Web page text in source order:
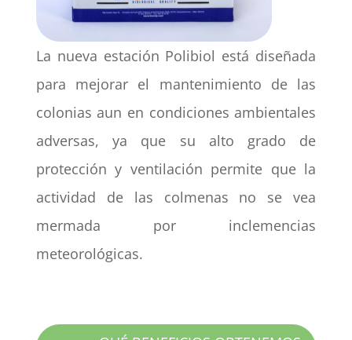
La nueva estación Polibiol está diseñada
para mejorar el mantenimiento de las
colonias aun en condiciones ambientales
adversas, ya que su alto grado de
protección y ventilación permite que la
actividad de las colmenas no se vea
mermada por inclemencias
meteorológicas.